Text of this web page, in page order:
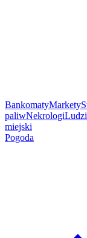
BankomatyMarkety
paliwNekrologi
miejski
Pogoda